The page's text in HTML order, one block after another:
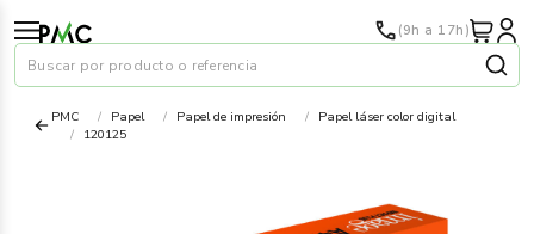
(9h a 17h)
Buscar por producto o referencia
PMC Papel Papel de impresión
Papel láser color digital
120125